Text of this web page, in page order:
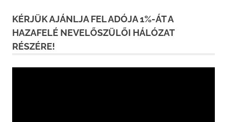
KÉRJÜK AJÁNLJA FEL ADÓJA 1%-ÁT A
HAZAFELÉ NEVELŐSZÜLŐI HÁLÓZAT
RÉSZÉRE!